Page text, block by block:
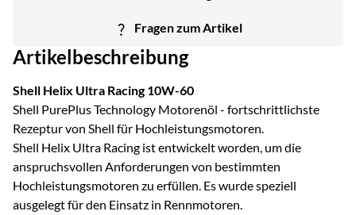
Fragen zum Artikel
Artikelbeschreibung
Shell Helix Ultra Racing 10W-60
Shell PurePlus Technology Motorenöl - fortschrittlichste
Rezeptur von Shell für Hochleistungsmotoren.
Shell Helix Ultra Racing ist entwickelt worden, um die
anspruchsvollen Anforderungen von bestimmten
Hochleistungsmotoren zu erfüllen. Es wurde speziell
ausgelegt für den Einsatz in Rennmotoren.